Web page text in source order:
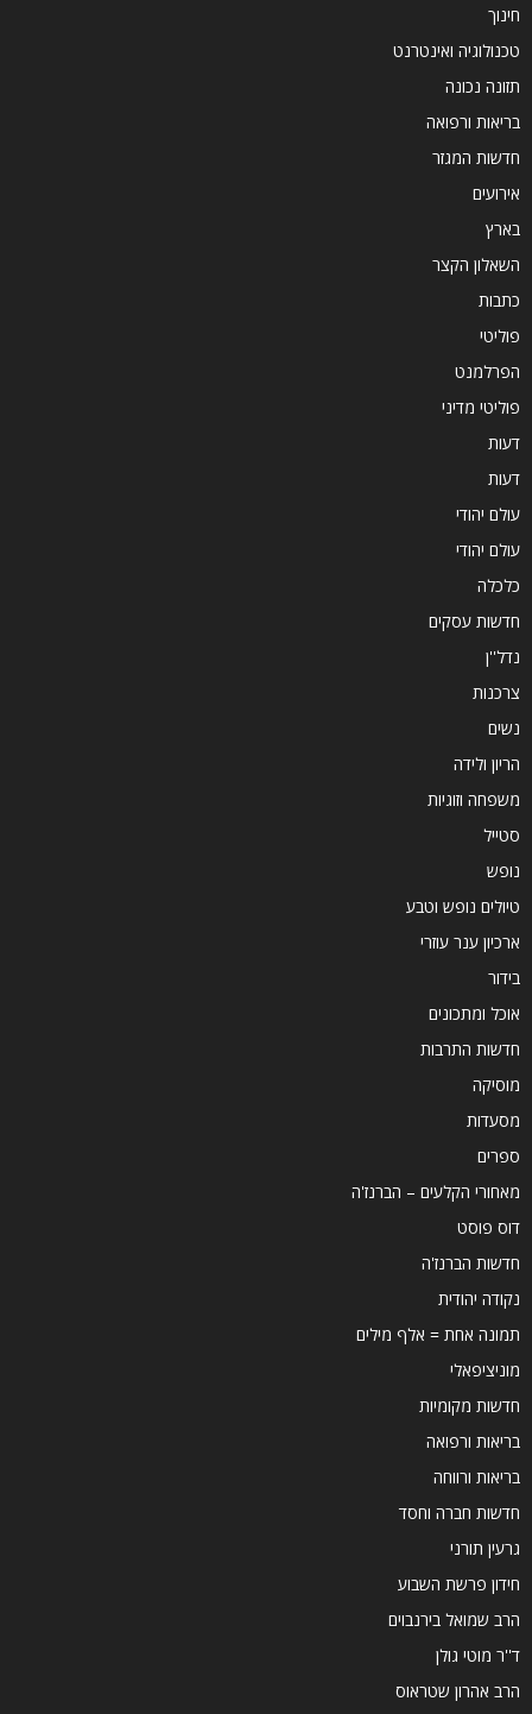
חינוך
טכנולוגיה ואינטרנט
תזונה נכונה
בריאות ורפואה
חדשות המגזר
אירועים
בארץ
השאלון הקצר
כתבות
פוליטי
הפרלמנט
פוליטי מדיני
דעות
דעות
עולם יהודי
עולם יהודי
כלכלה
חדשות עסקים
נדל''ן
צרכנות
נשים
הריון ולידה
משפחה וזוגיות
סטייל
נופש
טיולים נופש וטבע
ארכיון ענר עוזרי
בידור
אוכל ומתכונים
חדשות התרבות
מוסיקה
מסעדות
ספרים
מאחורי הקלעים – הברנז'ה
דוס פוסט
חדשות הברנז'ה
נקודה יהודית
תמונה אחת = אלף מילים
מוניציפאלי
חדשות מקומיות
בריאות ורפואה
בריאות ורווחה
חדשות חברה וחסד
גרעין תורני
חידון פרשת השבוע
הרב שמואל בירנבוים
ד''ר מוטי גולן
הרב אהרון שטראוס